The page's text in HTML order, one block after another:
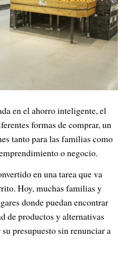
en el ahorro inteligente, el
formas de comprar, un
tanto para las familias como
o negocio.
en una tarea que va
Hoy, muchas familias y
donde puedan encontrar
de productos y alternativas
presupuesto sin renunciar a